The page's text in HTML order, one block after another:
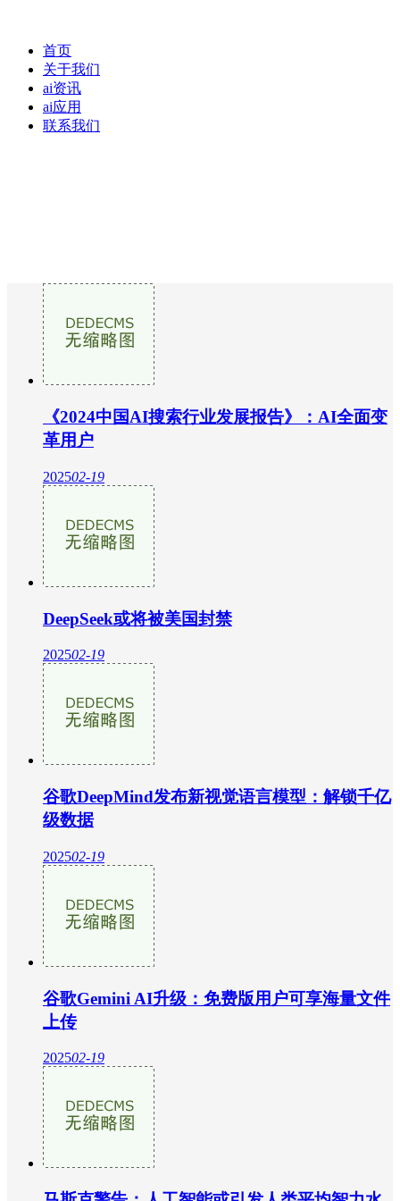
首页
关于我们
ai资讯
ai应用
联系我们
《2024中国AI搜索行业发展报告》：AI全面变
革用户
202502-19
DeepSeek或将被美国封禁
202502-19
谷歌DeepMind发布新视觉语言模型：解锁千亿
级数据
202502-19
谷歌Gemini AI升级：免费版用户可享海量文件
上传
202502-19